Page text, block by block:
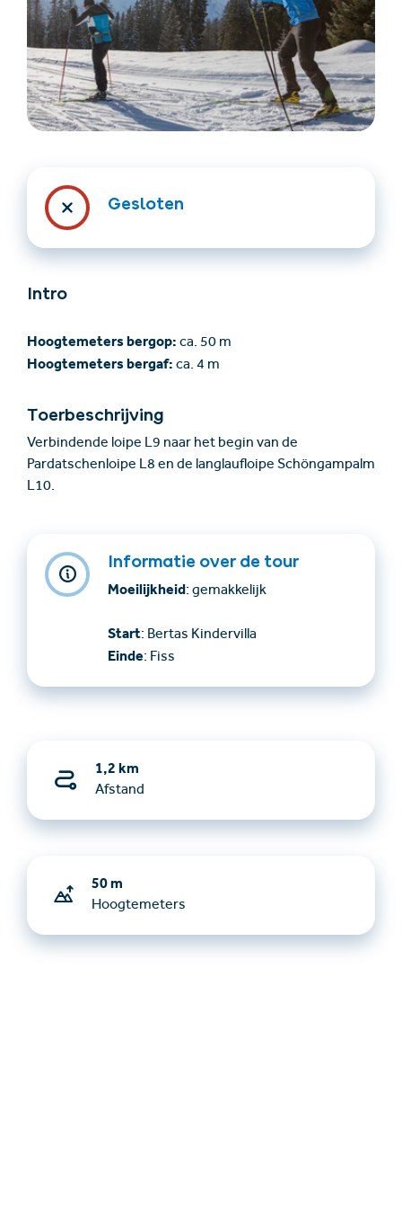
Accommodatie
vinden
info@serfaus-fiss-ladis.at
Gesloten
Intro
Hoogtemeters bergop: ca. 50 m
Hoogtemeters bergaf: ca. 4 m
Toerbeschrijving
Verbindende loipe L9 naar het begin van de
Pardatschenloipe L8 en de langlaufloipe Schöngampalm
L10.
Informatie over de tour
Moeilijkheid: gemakkelijk
Start: Bertas Kindervilla
Einde: Fiss
1,2 km
Afstand
50 m
Hoogtemeters